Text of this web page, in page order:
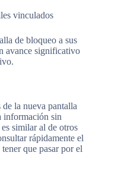
vinculados
de bloqueo a sus
avance significativo
de la nueva pantalla
información sin
similar al de otros
rápidamente el
que pasar por el